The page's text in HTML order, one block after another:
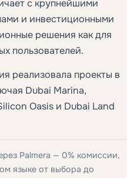
с крупнейшими
и инвестиционными
решения как для
пользователей.
реализовала проекты в
Dubai Marina,
Oasis и Dubai Land
Palmera — 0% комиссии,
языке от выбора до